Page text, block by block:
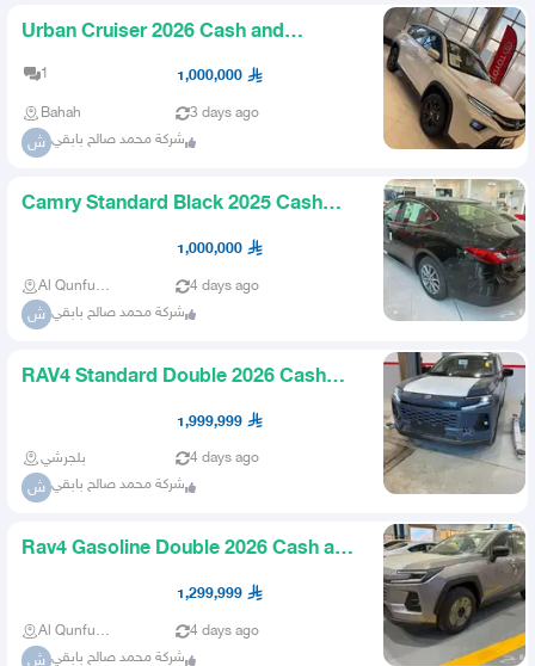
Urban Cruiser 2026 Cash and
1 1,000,000
Bahah 3 days ago
ش شركة محمد صالح بابقي
Camry Standard Black 2025 Cash
1,000,000
Al Qunfudhah 4 days ago
ش شركة محمد صالح بابقي
RAV4 Standard Double 2026 Cash
1,999,999
بلجرشي 4 days ago
ش شركة محمد صالح بابقي
Rav4 Gasoline Double 2026 Cash and
1,299,999
Al Qunfudhah 4 days ago
ش شركة محمد صالح بابقي